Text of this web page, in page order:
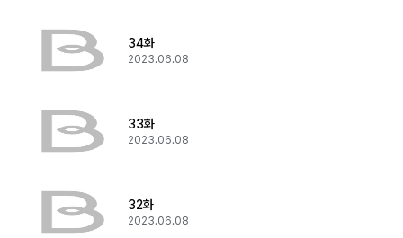
34화
2023.06.08
33화
2023.06.08
32화
2023.06.08